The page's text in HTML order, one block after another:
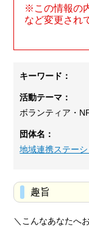
※この情報の
など変更され
キーワード：
活動テーマ：
ボランティア・
団体名：
地域連携ステー
趣旨
＼こんなあなたへ